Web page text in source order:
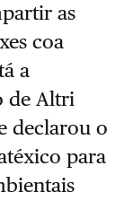
as
coa
a
de Altri
declarou o
para